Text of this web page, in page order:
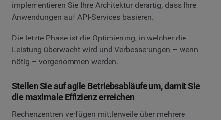
implementieren Sie Ihre Architektur derartig, dass Ihre
Anwendungen auf API-Services basieren.
Die letzte Phase ist die Optimierung, in welcher die
Leistung überwacht wird und Verbesserungen – wenn
nötig – vorgenommen werden.
Stellen Sie auf agile Betriebsabläufe um, damit Sie
die maximale Effizienz erreichen
Rechenzentren verfügen mittlerweile über mehrere